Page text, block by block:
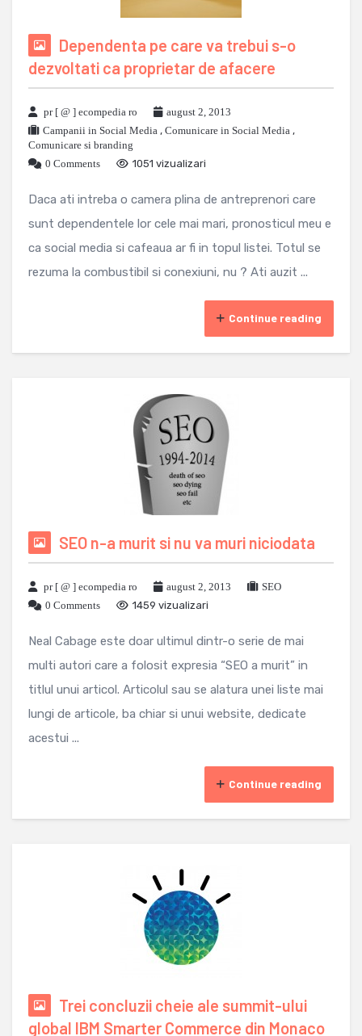
Dependenta pe care va trebui s-o
dezvoltati ca proprietar de afacere
pr [ @ ] ecompedia ro
august 2, 2013
Campanii in Social Media , Comunicare in Social Media ,
Comunicare si branding
0 Comments
1051 vizualizari
Daca ati intreba o camera plina de antreprenori care
sunt dependentele lor cele mai mari, pronosticul meu e
ca social media si cafeaua ar fi in topul listei. Totul se
rezuma la combustibil si conexiuni, nu ? Ati auzit ...
Continue reading
SEO n-a murit si nu va muri niciodata
pr [ @ ] ecompedia ro august 2, 2013
SEO
0 Comments
1459 vizualizari
Neal Cabage este doar ultimul dintr-o serie de mai
multi autori care a folosit expresia “SEO a murit” in
titlul unui articol. Articolul sau se alatura unei liste mai
lungi de articole, ba chiar si unui website, dedicate
acestui ...
Continue reading
Trei concluzii cheie ale summit-ului
global IBM Smarter Commerce din Monaco